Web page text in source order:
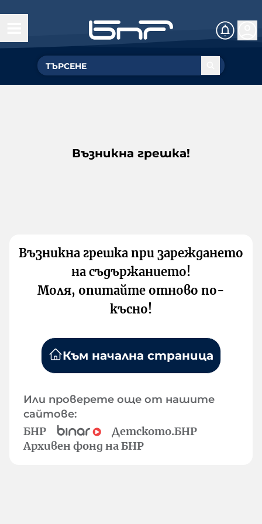
Възникна грешка!
Възникна грешка при зареждането
на съдържанието!
Моля, опитайте отново по-
късно!
Към начална страница
Или проверете още от нашите
сайтове:
БНР
Детското.БНР
Архивен фонд на БНР